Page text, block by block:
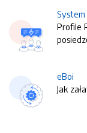
System
Profile
eBoi
Jak